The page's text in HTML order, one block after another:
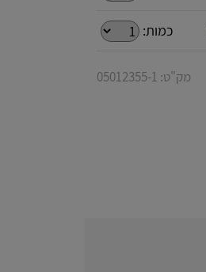
כמות:
מק"ט: 05012355-1